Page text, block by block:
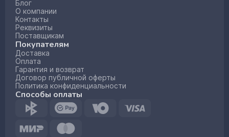
Блог
О компании
Контакты
Реквизиты
Поставщикам
Покупателям
Доставка
Оплата
Гарантия и возврат
Договор публичной оферты
Политика конфиденциальности
Способы оплаты